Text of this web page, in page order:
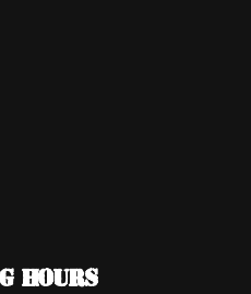
HOURS